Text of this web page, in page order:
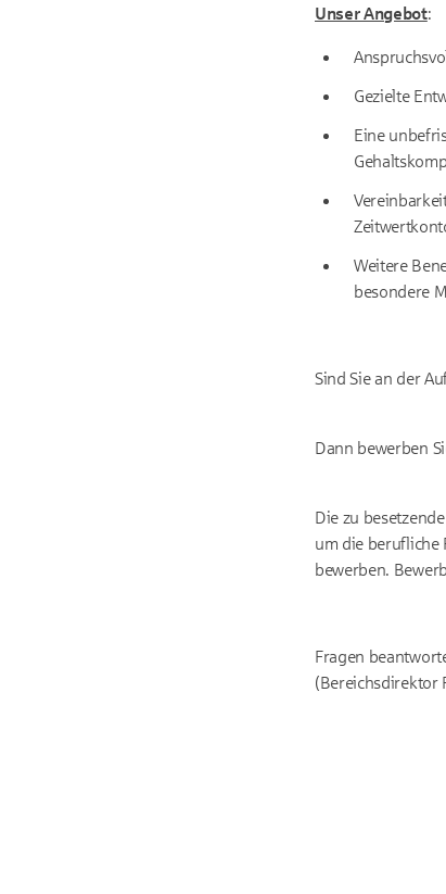
Unser Angebot:
Gezielte
Eine
Weitere
besondere
Sind Sie an der
Dann bewerben
Die zu
um die berufliche
bewerben.
Fragen
(Bereichsdirektor